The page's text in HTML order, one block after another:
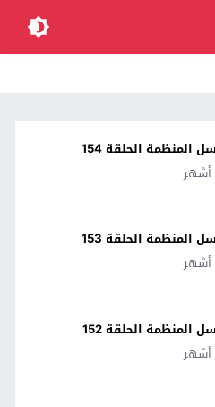
المنظمة الحلقة 154
المنظمة الحلقة 153
المنظمة الحلقة 152